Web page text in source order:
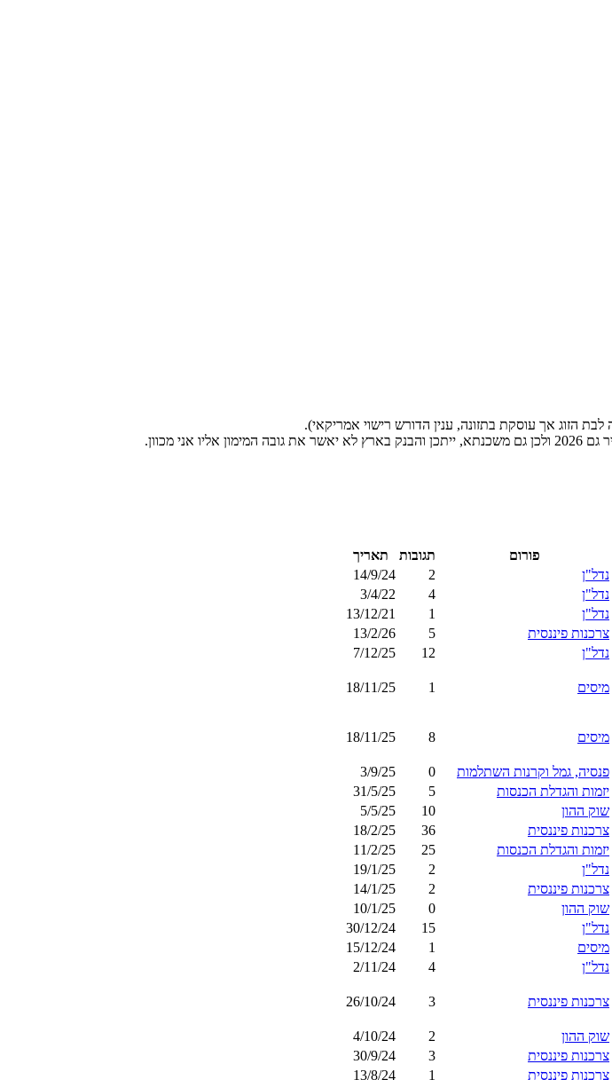
פורום תגובות
תאריך
נדל"ן 2
14/9/24
נדל"ן 4
3/4/22
נדל"ן 1
13/12/21
צרכנות פיננסית 5
13/2/26
נדל"ן 12
7/12/25
מיסים 1
18/11/25
מיסים 8
18/11/25
פנסיה, גמל וקרנות השתלמות 0
3/9/25
יזמות והגדלת הכנסות 5
31/5/25
שוק ההון 10
5/5/25
צרכנות פיננסית 36
18/2/25
יזמות והגדלת הכנסות 25
11/2/25
נדל"ן 2
19/1/25
צרכנות פיננסית 2
14/1/25
שוק ההון 0
10/1/25
נדל"ן 15
30/12/24
מיסים 1
15/12/24
נדל"ן 4
2/11/24
צרכנות פיננסית 3
26/10/24
שוק ההון 2
4/10/24
צרכנות פיננסית 3
30/9/24
צרכנות פיננסית 1
13/8/24